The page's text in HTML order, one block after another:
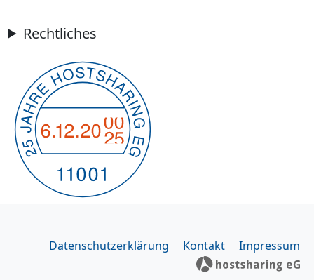
Rechtliches
Datenschutzerklärung Kontakt Impressum